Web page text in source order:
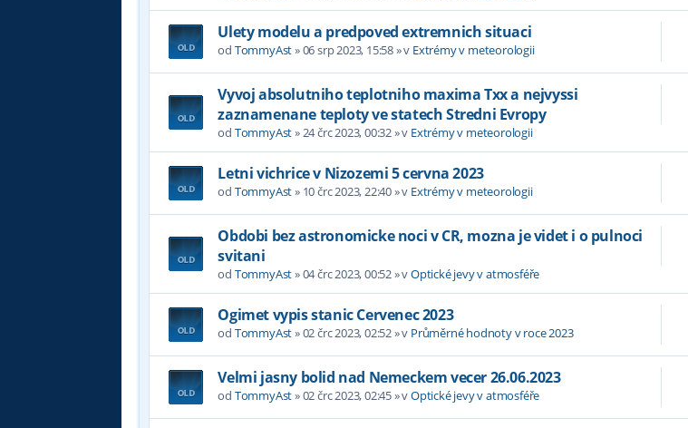
Ulety modelu a predpoved extremnich situaci
od TommyAst»06 srp 2023, 15:58» v Extrémy v meteorologii
Vyvoj absolutniho teplotniho maxima Txx a nejvyssi
zaznamenane teploty ve statech Stredni Evropy
od TommyAst»24 črc 2023, 00:32» v Extrémy v meteorologii
Letni vichrice v Nizozemi 5 cervna 2023
od TommyAst» 10 črc 2023, 22:40» v Extrémy v meteorologii
Obdobi bez astronomicke noci v CR, mozna je videt i o pulnoci
svitani
od TommyAst»04 črc 2023, 00:52» vOptické jevy v atmosféře
Ogimet vypis stanic Cervenec 2023
od TommyAst»02 črc 2023, 02:52» v Průměrné hodnoty v roce 2023
Velmi jasny bolid nad Nemeckem vecer 26.06.2023
od TommyAst»02 črc 2023, 02:45» vOptické jevy v atmosféře